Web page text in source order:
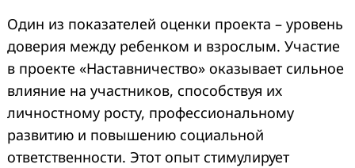
Один из показателей оценки проекта – уровень
доверия между ребенком и взрослым. Участие
в проекте «Наставничество» оказывает сильное
влияние на участников, способствуя их
личностному росту, профессиональному
развитию и повышению социальной
ответственности. Этот опыт стимулирует